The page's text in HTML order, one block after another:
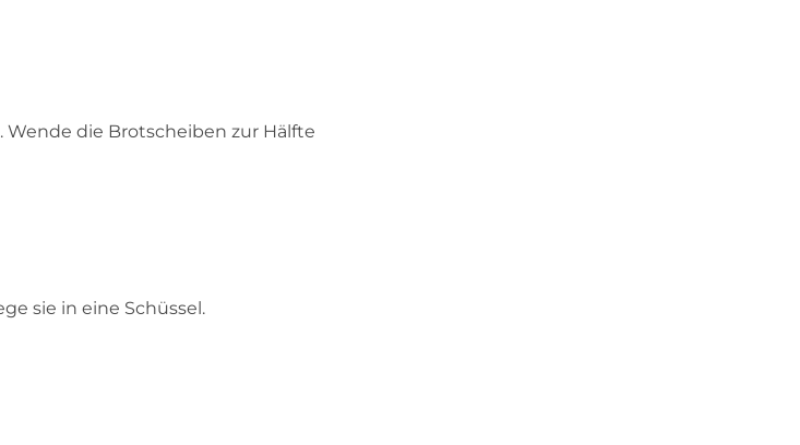
die Brotscheiben zur Hälfte
sie in eine Schüssel.